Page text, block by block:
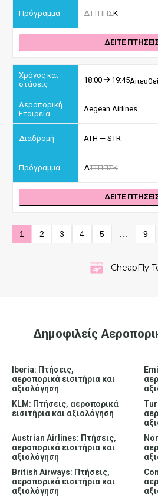
ΔΤΤΠΠΣΚ
ΔΕΙΤΕ
18:00 19:45
Aegean Airlines
ATH — STR
ΔΤΤΠΠΣΚ
ΔΕΙΤΕ
1 2 3 4 5 … 9
CheapFly
Δημοφιλείς
Iberia: Πτήσεις,
αεροπορικά εισιτήρια και
αξιολόγηση
KLM: Πτήσεις, αεροπορικά
εισιτήρια και αξιολόγηση
Austrian Airlines: Πτήσεις,
αεροπορικά εισιτήρια και
αξιολόγηση
British Airways: Πτήσεις,
αεροπορικά εισιτήρια και
αξιολόγηση